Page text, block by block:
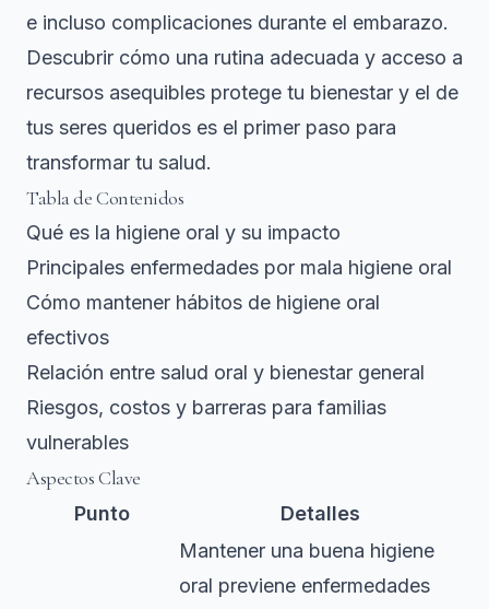
e incluso complicaciones durante el embarazo.
Descubrir cómo una rutina adecuada y acceso a
recursos asequibles protege tu bienestar y el de
tus seres queridos es el primer paso para
transformar tu salud.
Tabla de Contenidos
Qué es la higiene oral y su impacto
Principales enfermedades por mala higiene oral
Cómo mantener hábitos de higiene oral
efectivos
Relación entre salud oral y bienestar general
Riesgos, costos y barreras para familias
vulnerables
Aspectos Clave
Punto Detalles
Mantener una buena higiene
oral previene enfermedades